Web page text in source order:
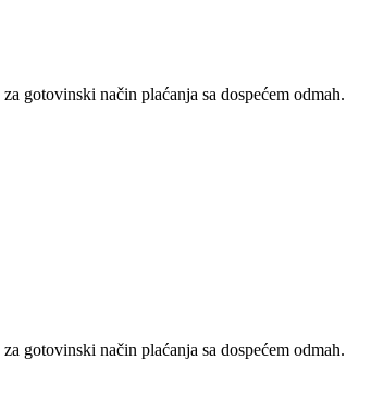
gotovinski način plaćanja sa dospećem odmah.
gotovinski način plaćanja sa dospećem odmah.